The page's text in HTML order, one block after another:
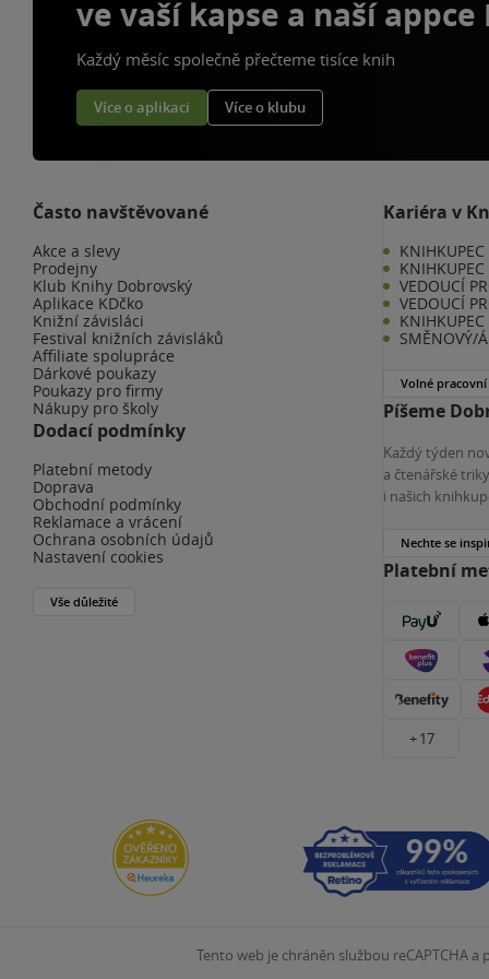
ve vaší kapse a naší appce
Každý měsíc společně přečteme tisíce knih
Více o aplikaci Více o klubu
Často navštěvované
Akce a slevy
Prodejny
Klub Knihy Dobrovský
Aplikace KDčko
Knižní závisláci
Festival knižních závisláků
Affiliate spolupráce
Dárkové poukazy
Poukazy pro firmy
Nákupy pro školy
Dodací podmínky
Platební metody
Doprava
Obchodní podmínky
Reklamace a vrácení
Ochrana osobních údajů
Nastavení cookies
Vše důležité
Kariéra v
KNIHKUPEC
VEDOUCÍ
VEDOUCÍ
SMĚNOVÝ/
Volné pracovní
Píšeme
Každý týden
a čtenářské
i našich
Nechte se
Platební
+ 17
Tento web je chráněn službou reCAPTCHA a